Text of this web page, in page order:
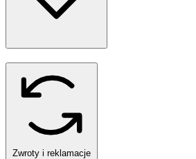
Zwroty i reklamacje